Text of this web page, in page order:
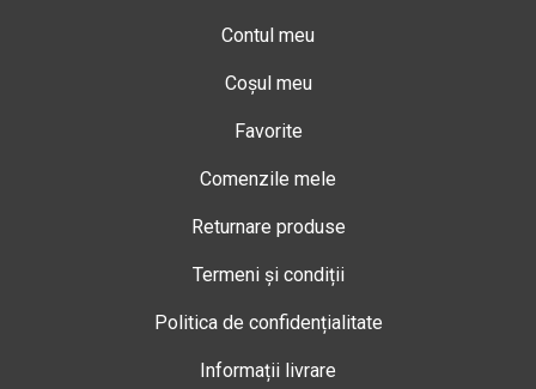
Contul meu
Coșul meu
Favorite
Comenzile mele
Returnare produse
Termeni și condiții
Politica de confidențialitate
Informații livrare